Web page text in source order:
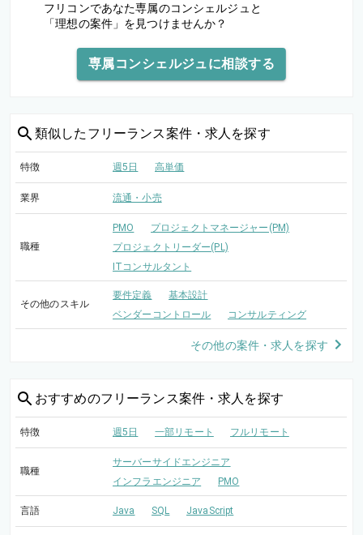
フリコンであなた専属のコンシェルジュと
「理想の案件」を見つけませんか？
専属コンシェルジュに相談する
類似した フリーランス案件・求人を探す
特徴 週5日 高単価
業界 流通・小売
職種
PMO
プロジェクトマネージャー(PM)
プロジェクトリーダー(PL)
ITコンサルタント
その他のスキル
要件定義
基本設計
ベンダーコントロール
コンサルティング
その他の案件・求人を探す
おすすめのフリーランス案件・求人を探す
特徴 週5日 一部リモート フルリモート
職種
サーバーサイドエンジニア
インフラエンジニア
PMO
言語 Java SQL JavaScript